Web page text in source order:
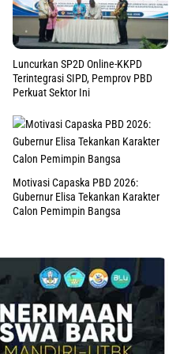
Luncurkan SP2D Online-KKPD
Terintegrasi SIPD, Pemprov PBD
Perkuat Sektor Ini
Motivasi Capaska PBD 2026:
Gubernur Elisa Tekankan Karakter
Calon Pemimpin Bangsa